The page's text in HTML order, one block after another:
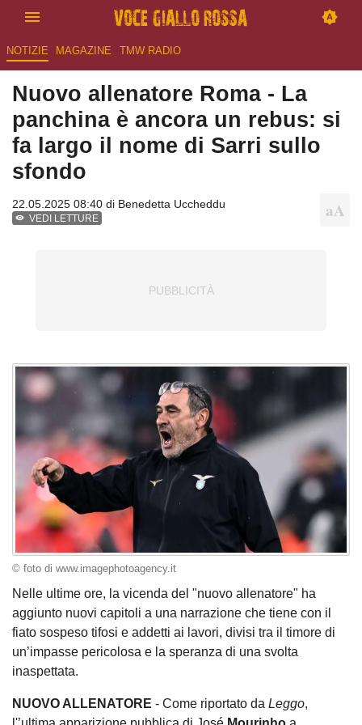
NOTIZIE MAGAZINE TMW RADIO
Nuovo allenatore Roma - La
panchina è ancora un rebus: si
fa largo il nome di Sarri sullo
sfondo
22.05.2025 08:40 di Benedetta Uccheddu
VEDI LETTURE
© foto di www.imagephotoagency.it
Nelle ultime ore, la vicenda del "nuovo allenatore" ha
aggiunto nuovi capitoli a una narrazione che tiene con il
fiato sospeso tifosi e addetti ai lavori, divisi tra il timore di
un’impasse pericolosa e la speranza di una svolta
inaspettata.
NUOVO ALLENATORE - Come riportato da Leggo,